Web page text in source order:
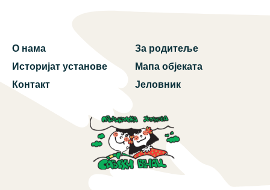
О нама
Историјат установе
Контакт
За родитеље
Мапа објеката
Јеловник